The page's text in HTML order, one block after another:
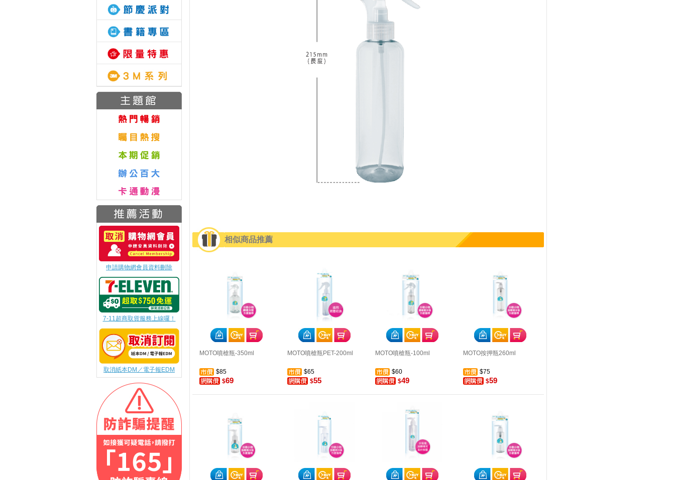
申請購物網會員資料刪除
7-11超商取貨服務上線囉！
取消紙本DM／電子報EDM
相似商品推薦
MOTO噴槍瓶-350ml
$85
$69
MOTO噴槍瓶PET-200ml
$65
$55
MOTO噴槍瓶-100ml
$60
$49
MOTO按押瓶260ml
$75
$59